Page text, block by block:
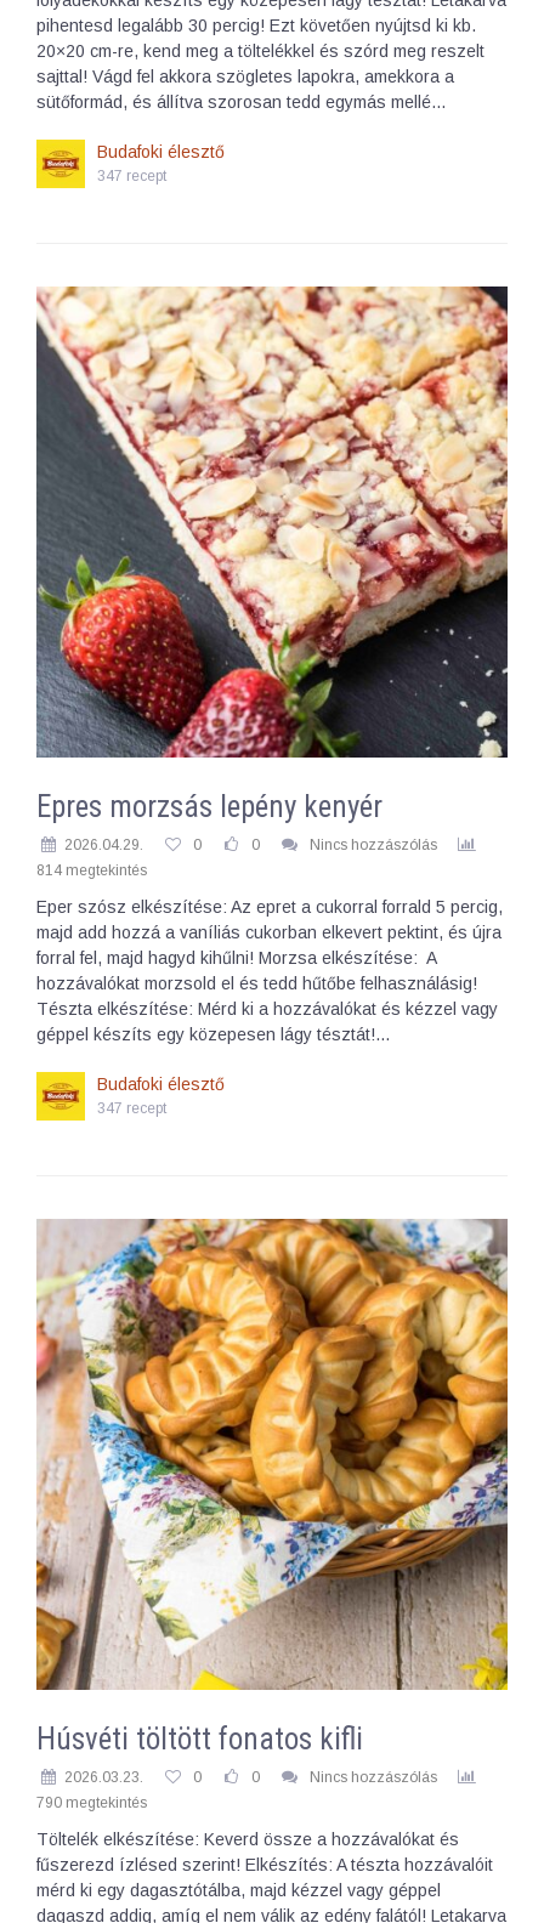
pihentesd legalább 30 percig! Ezt követően nyújtsd ki kb.
20×20 cm-re, kend meg a töltelékkel és szórd meg reszelt
sajttal! Vágd fel akkora szögletes lapokra, amekkora a
sütőformád, és állítva szorosan tedd egymás mellé…
Budafoki élesztő
347 recept
Epres morzsás lepény kenyér
2026.04.29. 0 0
Nincs hozzászólás
814 megtekintés
Eper szósz elkészítése: Az epret a cukorral forrald 5 percig,
majd add hozzá a vaníliás cukorban elkevert pektint, és újra
forral fel, majd hagyd kihűlni! Morzsa elkészítése: A
hozzávalókat morzsold el és tedd hűtőbe felhasználásig!
Tészta elkészítése: Mérd ki a hozzávalókat és kézzel vagy
géppel készíts egy közepesen lágy tésztát!…
Budafoki élesztő
347 recept
Húsvéti töltött fonatos kifli
2026.03.23. 0 0
Nincs hozzászólás
790 megtekintés
Töltelék elkészítése: Keverd össze a hozzávalókat és
fűszerezd ízlésed szerint! Elkészítés: A tészta hozzávalóit
mérd ki egy dagasztótálba, majd kézzel vagy géppel
dagaszd addig, amíg el nem válik az edény falától! Letakarva